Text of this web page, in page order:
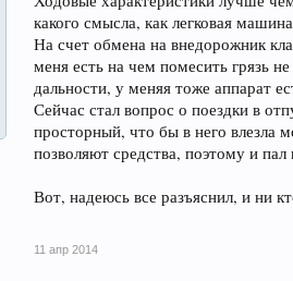
какого смысла, как легковая
На счет обмена на внедорожник
меня есть на чем помесить грязь
дальности, у меняя тоже аппарат
Сейчас стал вопрос о поездки в
просторный, что бы в него влезла
позволяют средства, поэтому и
Вот, надеюсь все разъяснил, и ни
11 апр 2014